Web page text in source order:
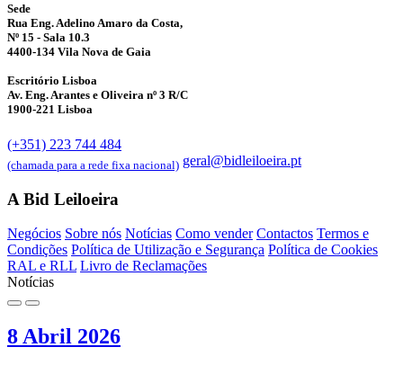
Sede
Rua Eng. Adelino Amaro da Costa,
Nº 15 - Sala 10.3
4400-134 Vila Nova de Gaia
Escritório Lisboa
Av. Eng. Arantes e Oliveira nº 3 R/C
1900-221 Lisboa
(+351) 223 744 484
(chamada para a rede fixa nacional) geral@bidleiloeira.pt
A Bid Leiloeira
Negócios Sobre nós Notícias Como vender Contactos Termos e
Condições Política de Utilização e Segurança Política de Cookies
RAL e RLL Livro de Reclamações
Notícias
8 Abril 2026